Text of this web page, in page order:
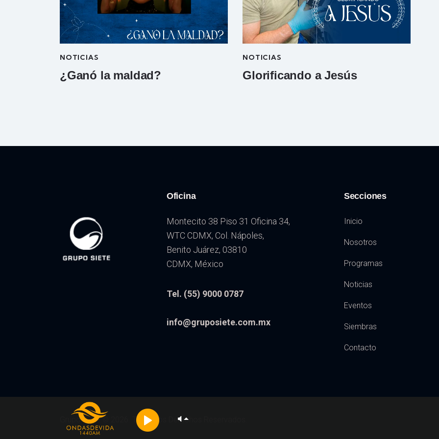
NOTICIAS
¿Ganó la maldad?
NOTICIAS
Glorificando a Jesús
Oficina
Montecito 38 Piso 31 Oficina 34,
WTC CDMX, Col. Nápoles,
Benito Juárez, 03810
CDMX, México
Tel. (55) 9000 0787
info@gruposiete.com.mx
Secciones
Inicio
Nosotros
Programas
Noticias
Eventos
Siembras
Contacto
Grupo Siete© 2026. Todos los Derechos Reservados.